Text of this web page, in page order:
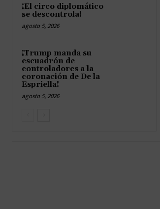
¡El circo diplomático
se descontrola!
agosto 5, 2026
¡Trump manda su
escuadrón de
controladores a la
coronación de De la
Espriella!
agosto 5, 2026